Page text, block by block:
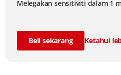
Melegakan sensitiviti dalam 1
Beli sekarang Ketahui